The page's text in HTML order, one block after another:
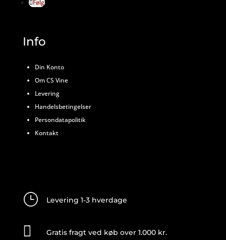
Følg
Info
Din Konto
Om CS Vine
Levering
Handelsbetingelser
Persondatapolitik
Kontakt
} Levering 1-3 hverdage
 Gratis fragt ved køb over 1.000 kr.